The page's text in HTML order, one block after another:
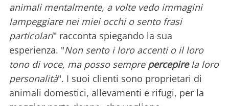
animali mentalmente, a volte vedo immagini
lampeggiare nei miei occhi o sento frasi
particolari" racconta spiegando la sua
esperienza. "Non sento i loro accenti o il loro
tono di voce, ma posso sempre percepirela loro
personalità". I suoi clienti sono proprietari di
animali domestici, allevamenti e rifugi, per la